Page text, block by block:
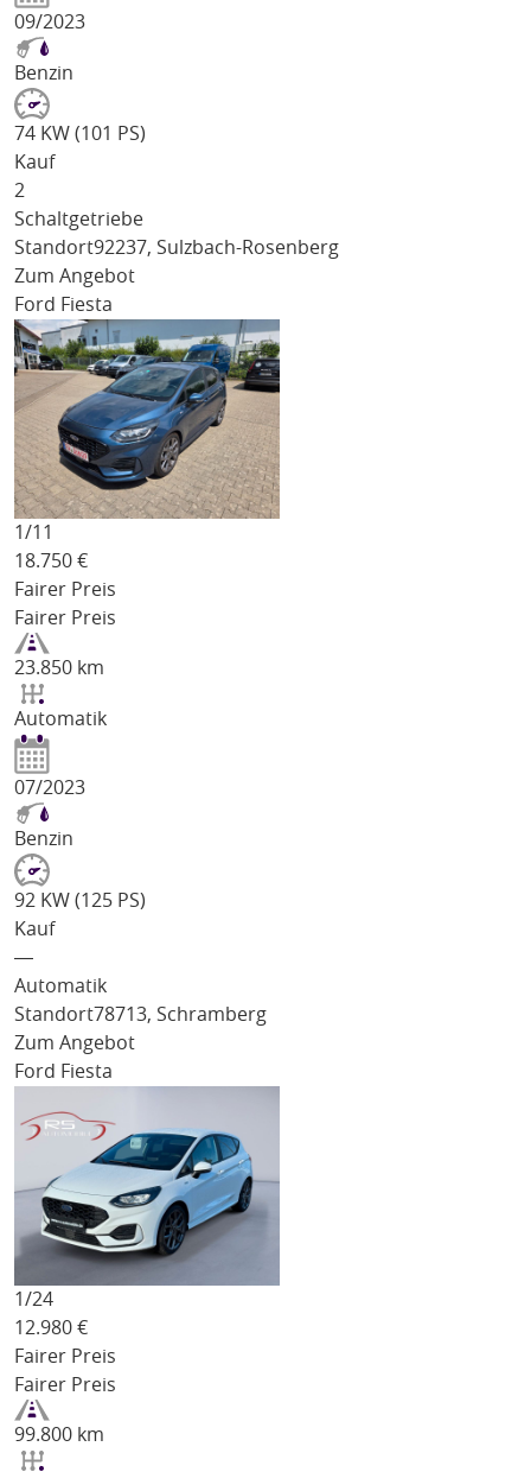
09/2023
Benzin
74 KW (101 PS)
Kauf
2
Schaltgetriebe
Standort92237, Sulzbach-Rosenberg
Zum Angebot
Ford Fiesta
1/11
18.750 €
Fairer Preis
Fairer Preis
23.850 km
Automatik
07/2023
Benzin
92 KW (125 PS)
Kauf
―
Automatik
Standort78713, Schramberg
Zum Angebot
Ford Fiesta
1/24
12.980 €
Fairer Preis
Fairer Preis
99.800 km